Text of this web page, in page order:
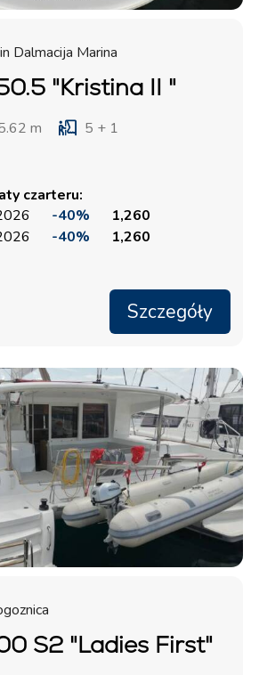
Dalmacija Marina
"Kristina II "
m
5 + 1
czarteru:
-40%
1,260
-40% 1,260
Szczegóły
S2 "Ladies First"